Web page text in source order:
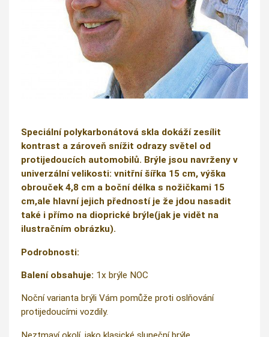
Speciální polykarbonátová skla dokáží zesílit
kontrast a zároveň snížit odrazy světel od
protijedoucích automobilů. Brýle jsou navrženy v
univerzální velikosti: vnitřní šířka 15 cm, výška
obrouček 4,8 cm a boční délka s nožičkami 15
cm,ale hlavní jejich předností je že jdou nasadit
také i přímo na dioprické brýle(jak je vidět na
ilustračním obrázku).
Podrobnosti:
Balení obsahuje: 1x brýle NOC
Noční varianta brýli Vám pomůže proti oslňování
protijedoucími vozdily.